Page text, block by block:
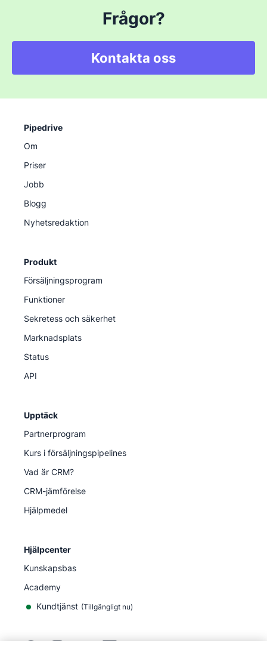
Frågor?
Kontakta oss
Pipedrive
Om
Priser
Jobb
Blogg
Nyhetsredaktion
Produkt
Försäljningsprogram
Funktioner
Sekretess och säkerhet
Marknadsplats
Status
API
Upptäck
Partnerprogram
Kurs i försäljningspipelines
Vad är CRM?
CRM-jämförelse
Hjälpmedel
Hjälpcenter
Kunskapsbas
Academy
Kundtjänst (Tillgängligt nu)